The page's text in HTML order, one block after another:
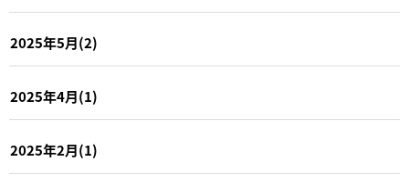
2025年5月(2)
2025年4月(1)
2025年2月(1)